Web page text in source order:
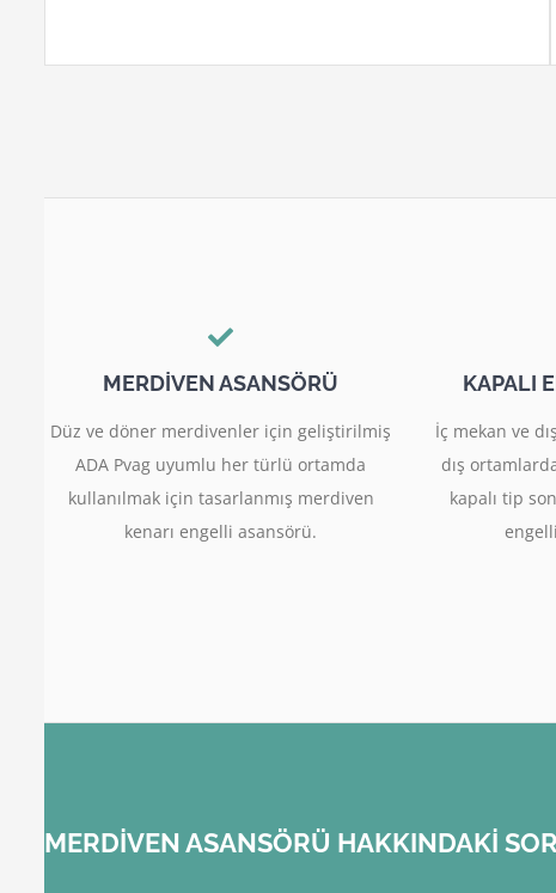
MERDİVEN ASANSÖRÜ
Düz ve döner merdivenler için geliştirilmiş
ADA Pvag uyumlu her türlü ortamda
kullanılmak için tasarlanmış merdiven
kenarı engelli asansörü.
KAPALI
İç mekan ve
dış
kapalı tip
MERDİVEN ASANSÖRÜ HAKKINDAKİ